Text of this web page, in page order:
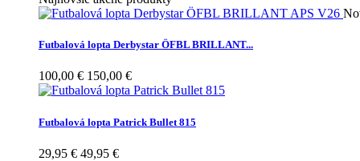
Futbalová lopta Derbystar ÖFBL BRILLANT...
100,00 € 150,00 €
Futbalová lopta Patrick Bullet 815
29,95 € 49,95 €